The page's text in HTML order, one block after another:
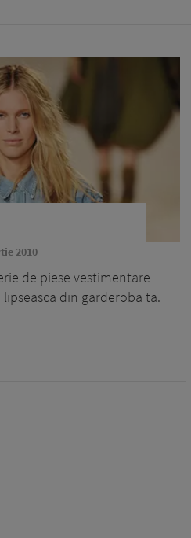
2010
de piese vestimentare
din garderoba ta.